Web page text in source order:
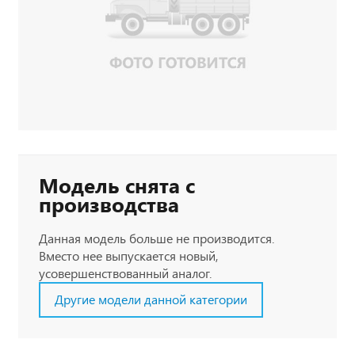
Модель снята с
производства
Данная модель больше не производится.
Вместо нее выпускается новый,
усовершенствованный аналог.
Другие модели данной категории